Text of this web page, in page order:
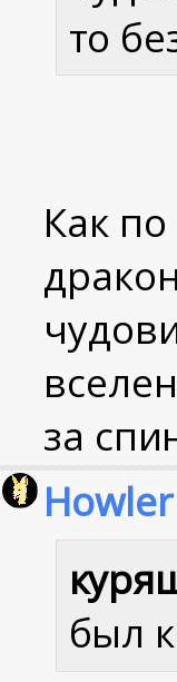
то
Как
за
Howler
был